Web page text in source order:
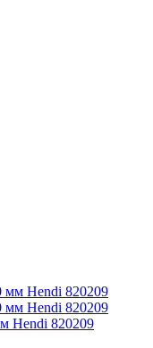
Hendi 820209